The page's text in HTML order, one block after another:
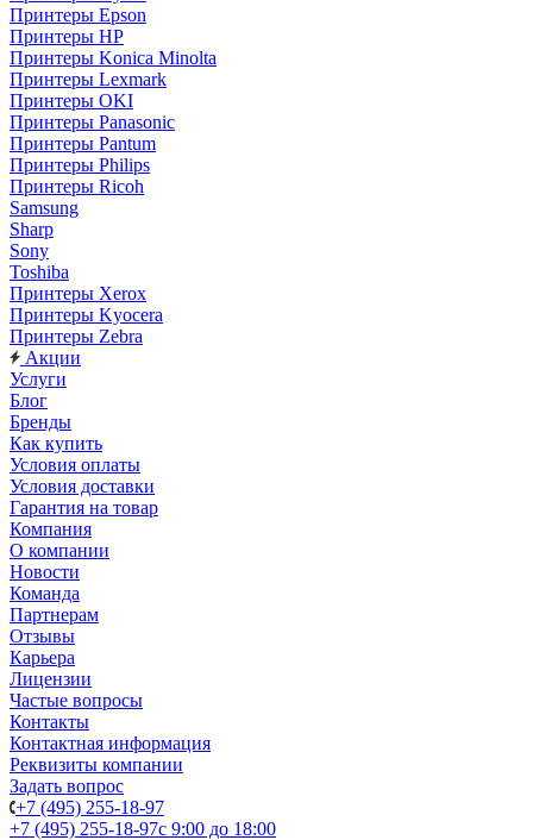
Принтеры Epson
Принтеры HP
Принтеры Konica Minolta
Принтеры Lexmark
Принтеры OKI
Принтеры Panasonic
Принтеры Pantum
Принтеры Philips
Принтеры Ricoh
Samsung
Sharp
Sony
Toshiba
Принтеры Xerox
Принтеры Kyocera
Принтеры Zebra
Акции
Услуги
Блог
Бренды
Как купить
Условия оплаты
Условия доставки
Гарантия на товар
Компания
О компании
Новости
Команда
Партнерам
Отзывы
Карьера
Лицензии
Частые вопросы
Контакты
Контактная информация
Реквизиты компании
Задать вопрос
+7 (495) 255-18-97
+7 (495) 255-18-97с 9:00 до 18:00